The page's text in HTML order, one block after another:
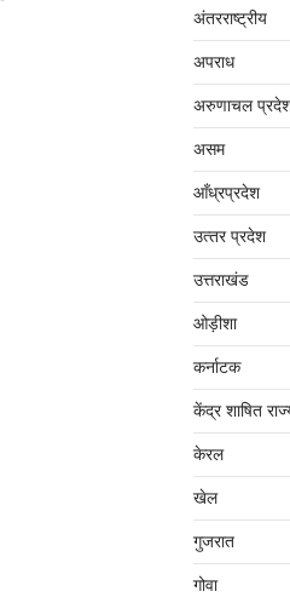
अंतरराष्‍ट्रीय
अपराध
अरुणाचल
असम
आँध्रप्रदेश
उत्‍तर प्रदेश
उत्तराखंड
ओड़ीशा
कर्नाटक
केंद्र शाषित
केरल
खेल
गुजरात
गोवा